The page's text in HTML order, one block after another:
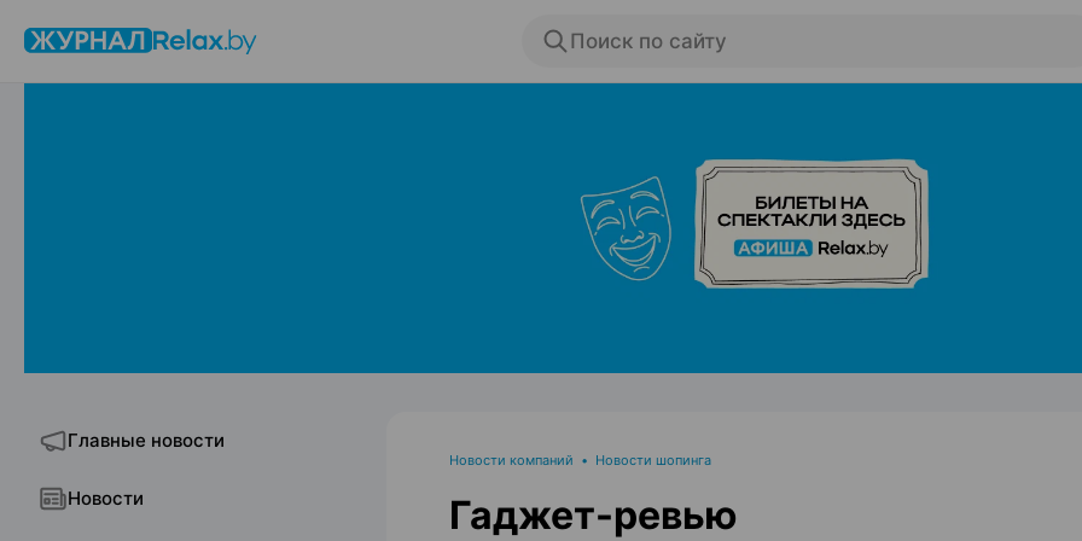
Поиск по сайту
ЭФФЕКТИВНАЯ РЕКЛАМА НА САЙТЕ
Главные новости
Новости
Новости компаний • Новости шопинга
Гаджет-ревью